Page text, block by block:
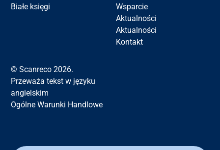
Białe księgi
Wsparcie
Aktualności
Aktualności
Kontakt
© Scanreco 2026.
Przeważa tekst w języku
angielskim
Ogólne Warunki Handlowe